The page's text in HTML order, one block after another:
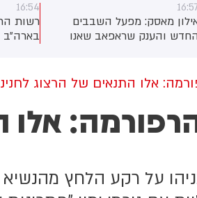
מאסק: מפעל השבבים
החדש והענק שראפאב שאנו
התכנון והייצור של
16:54
רשות
ברכיבאלו התנאים של הרצוג
אלו
על רקע הלחץ